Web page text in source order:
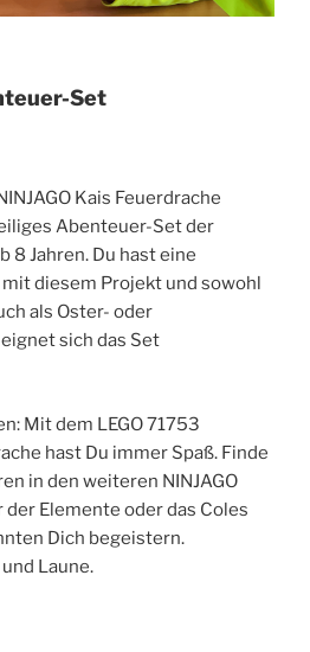
Set
Kais Feuerdrache
Abenteuer-Set der
8 Jahren. Du hast eine
diesem Projekt und sowohl
als Oster- oder
sich das Set
Mit dem LEGO 71753
hast Du immer Spaß. Finde
in den weiteren NINJAGO
der Elemente oder das Coles
Dich begeistern.
Laune.